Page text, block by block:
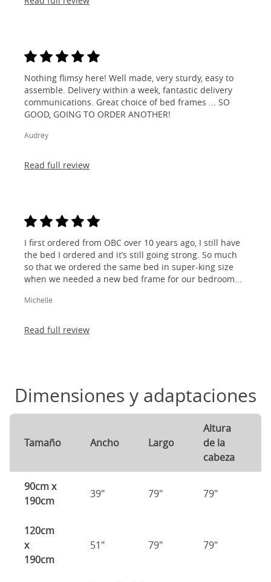
Nothing flimsy here! Well made, very sturdy, easy to
assemble. Delivery within a week, fantastic delivery
communications. Great choice of bed frames ... SO
GOOD, GOING TO ORDER ANOTHER!
Audrey
Read full review
I first ordered from OBC over 10 years ago, I still have
the bed I ordered and it’s still going strong. So much
so that we ordered the same bed in super-king size
when we needed a new bed frame for our bedroom...
Michelle
Read full review
Dimensiones y adaptaciones
Tamaño Ancho Largo
Altura
de la
cabeza
90cm x
190cm
39" 79" 79"
120cm
x
190cm
51" 79" 79"